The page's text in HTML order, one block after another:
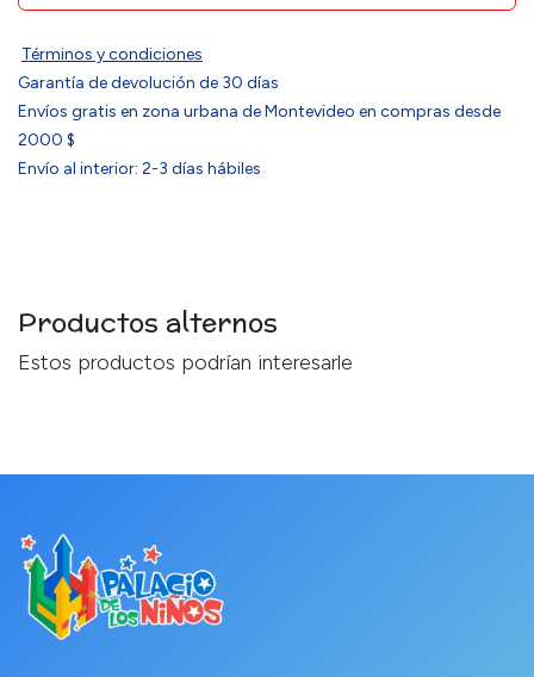
Términos y condiciones
Garantía de devolución de 30 días
Envíos gratis en zona urbana de Montevideo en compras desde
2000 $
Envío al interior: 2-3 días hábiles
Productos alternos
Estos productos podrían interesarle